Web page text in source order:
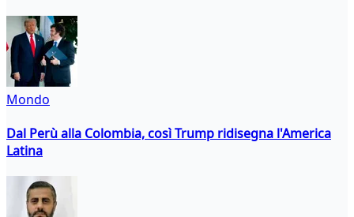
Mondo
Dal Perù alla Colombia, così Trump ridisegna l'America
Latina